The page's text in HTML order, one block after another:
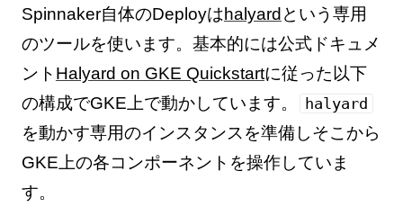
Spinnaker自体のDeployはhalyardという専用
のツールを使います。基本的には公式ドキュメ
ント Halyard on GKE Quickstartに従った以下
の構成でGKE上で動かしています。
halyard
を動かす専用のインスタンスを準備しそこから
GKE上の各コンポーネントを操作していま
す。